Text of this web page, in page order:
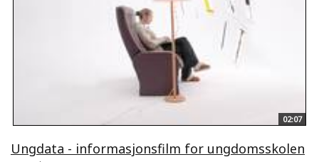
02:07
Ungdata - informasjonsfilm for ungdomsskolen